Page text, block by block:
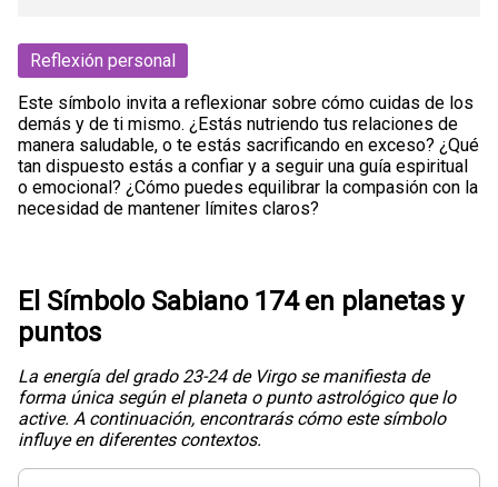
Reflexión personal
Este símbolo invita a reflexionar sobre cómo cuidas de los
demás y de ti mismo. ¿Estás nutriendo tus relaciones de
manera saludable, o te estás sacrificando en exceso? ¿Qué
tan dispuesto estás a confiar y a seguir una guía espiritual
o emocional? ¿Cómo puedes equilibrar la compasión con la
necesidad de mantener límites claros?
El Símbolo Sabiano 174 en planetas y
puntos
La energía del grado 23-24 de Virgo se manifiesta de
forma única según el planeta o punto astrológico que lo
active. A continuación, encontrarás cómo este símbolo
influye en diferentes contextos.